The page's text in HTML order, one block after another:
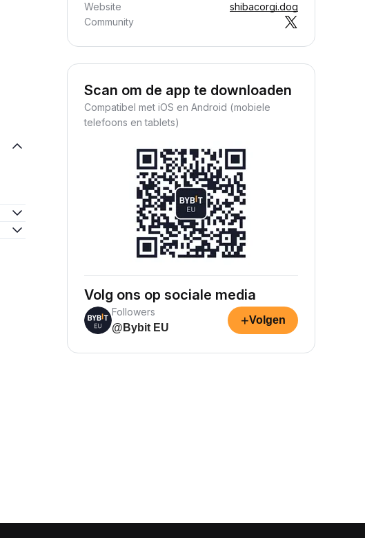
Website
shibacorgi.dog
Community
Scan om de app te downloaden
Compatibel met iOS en Android (mobiele
telefoons en tablets)
Volg ons op sociale media
Followers
@Bybit EU
+Volgen